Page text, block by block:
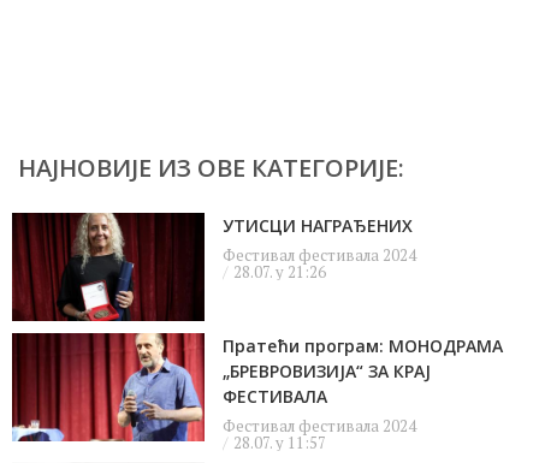
НАЈНОВИЈЕ ИЗ ОВЕ КАТЕГОРИЈЕ:
УТИСЦИ НАГРАЂЕНИХ
Фестивал фестивала 2024
28.07. у 21:26
Пратећи програм: МОНОДРАМА
„БРЕВРОВИЗИЈА“ ЗА КРАЈ
ФЕСТИВАЛА
Фестивал фестивала 2024
28.07. у 11:57